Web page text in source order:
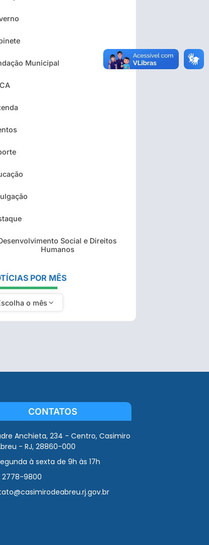
Municipal
Social e Direitos
Humanos
POR MÊS
o mês
CONTATOS
Anchieta, 234 - Centro, Casimiro
- RJ, 28860-000
à sexta de 9h às 17h
2778-9800